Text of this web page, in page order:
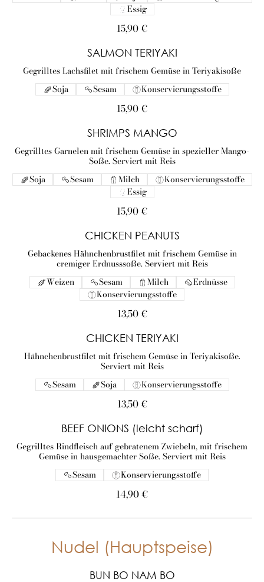
15,90 €
Essig
SALMON TERIYAKI
Gegrilltes Lachsfilet mit frischem Gemüse in Teriyakisoße
15,90 €
Soja Sesam Konservierungsstoffe
SHRIMPS MANGO
Gegrilltes Garnelen mit frischem Gemüse in spezieller Mango-
Soße. Serviert mit Reis
15,90 €
Soja Sesam Milch
Konservierungsstoffe
Essig
CHICKEN PEANUTS
Gebackenes Hähnchenbrustfilet mit frischem Gemüse in
cremiger Erdnusssoße. Serviert mit Reis
13,50 €
Weizen Sesam Milch
Erdnüsse
Konservierungsstoffe
CHICKEN TERIYAKI
Hähnchenbrustfilet mit frischem Gemüse in Teriyakisoße.
Serviert mit Reis
13,50 €
Sesam Soja Konservierungsstoffe
BEEF ONIONS (leicht scharf)
Gegrilltes Rindfleisch auf gebratenem Zwiebeln, mit frischem
Gemüse in hausgemachter Soße. Serviert mit Reis
14,90 €
Sesam Konservierungsstoffe
Nudel (Hauptspeise)
BUN BO NAM BO